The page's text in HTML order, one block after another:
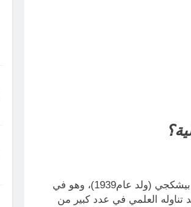
أول من افترض أن كردستان مستعمرة دولية هو البروفيسور التركي اسماعيل بيشكجي (ولد عام1939)، وهو في
العلمي في عدد كبير من